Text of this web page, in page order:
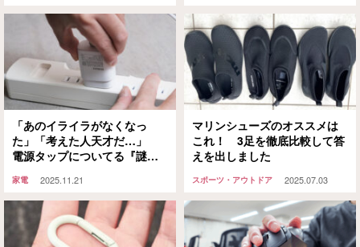
「あのイライラがなくなっ
た」「考えた人天才だ…」
電源タップについてる『謎の
家電 2025.11.21
マリンシューズのオススメは
これ！ 3足を徹底比較して答
えを出しました
スポーツ・アウトドア 2025.07.03